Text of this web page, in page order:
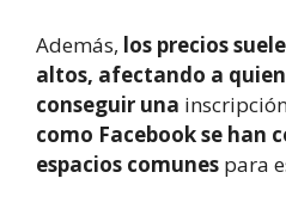
Además, los precios
altos, afectando a
conseguir una
como Facebook se han
espacios comunes para